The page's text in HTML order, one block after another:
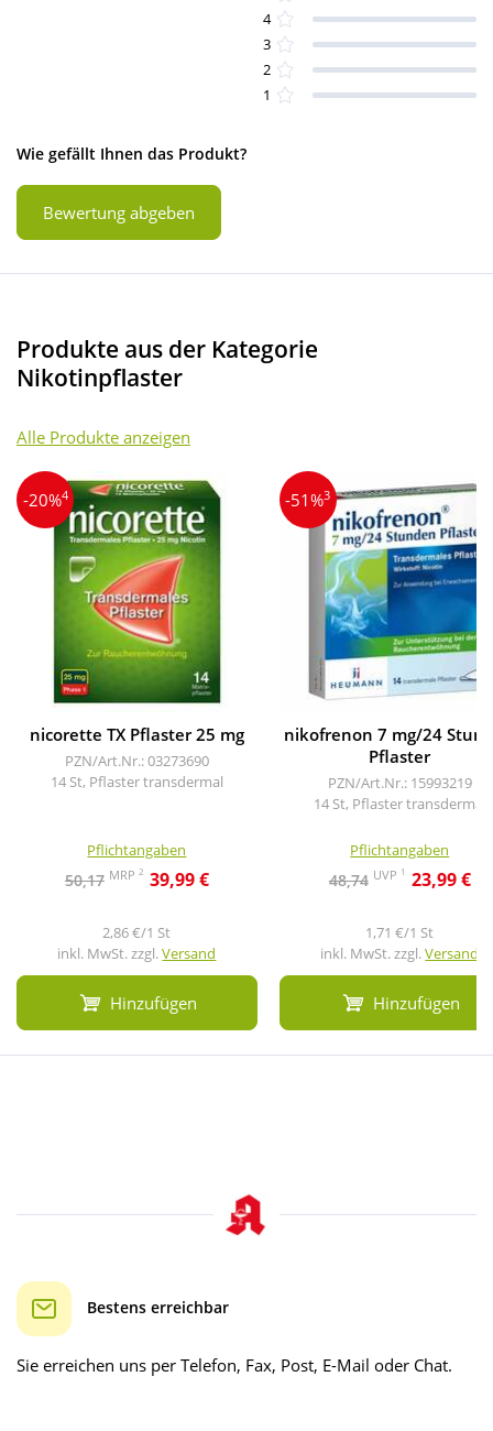
4
3
2
1
Wie gefällt Ihnen das Produkt?
Bewertung abgeben
Produkte aus der Kategorie
Nikotinpflaster
Alle Produkte anzeigen
-20%4
nicorette TX Pflaster 25 mg
PZN/Art.Nr.: 03273690
14 St, Pflaster transdermal
Pflichtangaben
50,17 MRP 2 39,99 €
2,86 €/1 St
inkl. MwSt. zzgl.Versand
Hinzufügen
-51%3
nikofrenon 7 mg/24
Pflaster
PZN/Art.Nr.: 15993219
14 St, Pflaster transdermal
Pflichtangaben
48,74 UVP 1 23,99 €
1,71 €/1 St
inkl. MwSt. zzgl.Versand
Hinzufügen
Bestens erreichbar
Sie erreichen uns per Telefon, Fax, Post, E-Mail oder Chat.